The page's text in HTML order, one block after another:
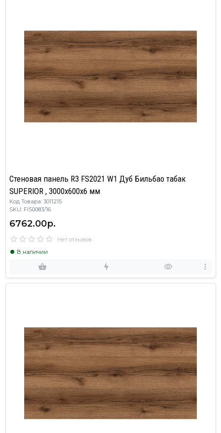
Стеновая панель R3 FS2021 W1 Дуб Бильбао табак
SUPERIOR , 3000х600х6 мм
Код Товара: 3011215
SKU: FIS0083/16
6762.00р.
Нет отзывов
В наличии